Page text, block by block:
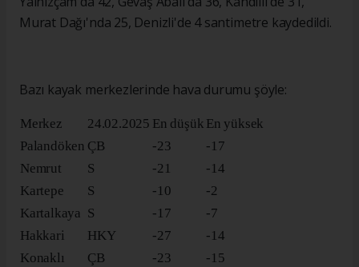
Murat Dağı'nda 25, Denizli'de 4 santimetre kaydedildi.
Bazı kayak merkezlerinde hava durumu şöyle:
Merkez 24.02.2025 En düşük En yüksek
Palandöken ÇB -23
-17
Nemrut
S -21
-14
Kartepe
S -10
-2
Kartalkaya S -17
-7
Hakkari
HKY -27
-14
Konaklı
ÇB -23
-15